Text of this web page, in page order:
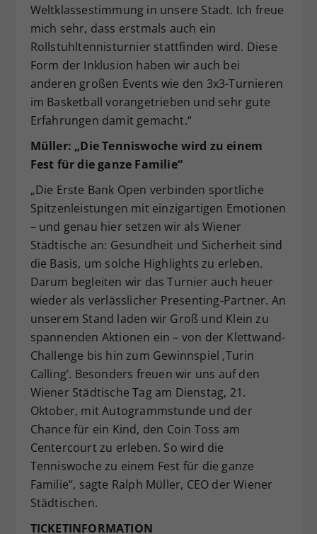
Weltklassestimmung in unsere Stadt. Ich freue
mich sehr, dass erstmals auch ein
Rollstuhltennisturnier stattfinden wird. Diese
Form der Inklusion haben wir auch bei
anderen großen Events wie den 3x3-Turnieren
im Basketball vorangetrieben und sehr gute
Erfahrungen damit gemacht.“
Müller: „Die Tenniswoche wird zu einem
Fest für die ganze Familie“
„Die Erste Bank Open verbinden sportliche
Spitzenleistungen mit einzigartigen Emotionen
– und genau hier setzen wir als Wiener
Städtische an: Gesundheit und Sicherheit sind
die Basis, um solche Highlights zu erleben.
Darum begleiten wir das Turnier auch heuer
wieder als verlässlicher Presenting-Partner. An
unserem Stand laden wir Groß und Klein zu
spannenden Aktionen ein – von der Klettwand-
Challenge bis hin zum Gewinnspiel ‚Turin
Calling’. Besonders freuen wir uns auf den
Wiener Städtische Tag am Dienstag, 21.
Oktober, mit Autogrammstunde und der
Chance für ein Kind, den Coin Toss am
Centercourt zu erleben. So wird die
Tenniswoche zu einem Fest für die ganze
Familie“, sagte Ralph Müller, CEO der Wiener
Städtischen.
TICKETINFORMATION